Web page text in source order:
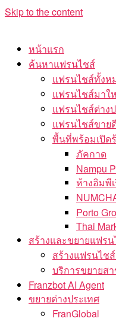
Skip to the content
หน้าแรก
ค้นหาแฟรนไชส์
แฟรนไชส์ทั้งห
แฟรนไชส์มาใ
แฟรนไชส์ต่าง
แฟรนไชส์ขาย
พื้นที่พร้อมเปิด
ภัคกาด
Nampu
ห้างอิมพี
Porto
Thai
สร้างและขยายแฟร
สร้างแฟรนไชส์
บริการขยายส
Franzbot AI Agent
ขยายต่างประเทศ
FranGlobal